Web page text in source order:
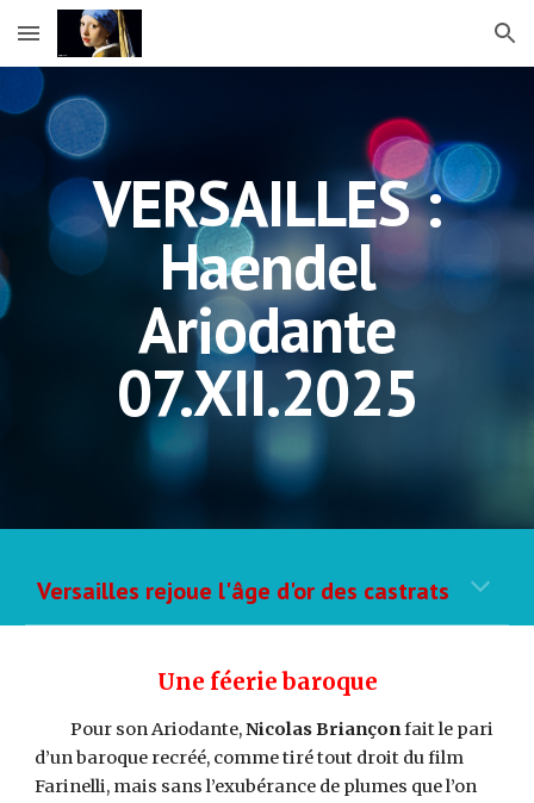
Skip to main content Skip to navigation
VERSAILLES :
Haendel
Ariodante
07.XII.2025
Versailles rejoue l'âge d'or des castrats
Une féerie baroque
Pour son Ariodante,Nicolas Briançonfait le pari
d’un baroque recréé, comme tiré tout droit du film
Farinelli, mais sans l’exubérance de plumes que l’on